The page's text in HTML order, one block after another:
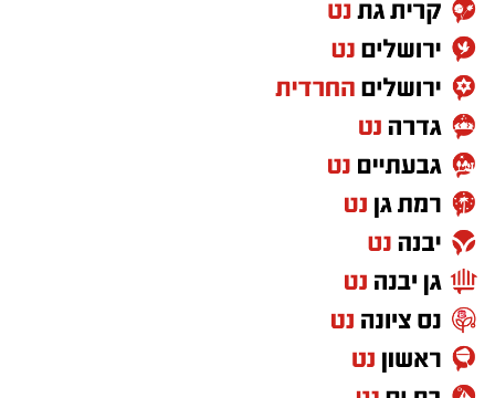
בעקבות האירוע, בארגון "ידידים" שבים ופונים
להורים בקריאה חד-משמעית להקפיד לשאת
עליהם את מפתח הרכב בכל רגע נתון ולא
להשאירו בידי ילדים קטנים ללא השגחה. במקרה
חירום של נעילת רכב, יש ליצור קשר מיידי עם
מוקד ידידים בטלפון
מעוניינים להגיב? לדווח ? צרו איתנו קשר במייל -
ASHDODS@ISNET.CO.IL